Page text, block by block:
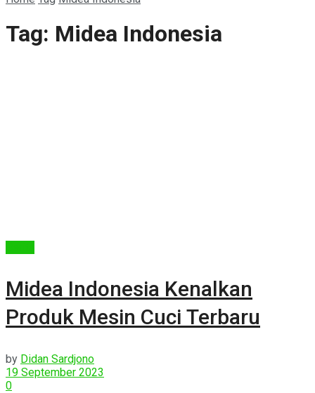
Tag: Midea Indonesia
Midea Indonesia Kenalkan
Produk Mesin Cuci Terbaru
by Didan Sardjono
19 September 2023
0